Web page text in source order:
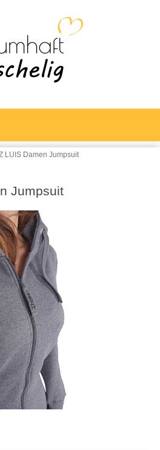
LUIS Damen Jumpsuit
Jumpsuit